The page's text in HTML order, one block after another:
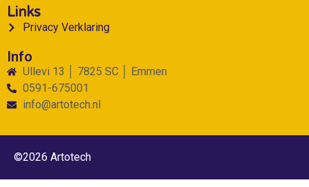
Links
Privacy Verklaring
Info
Ullevi 13 │ 7825 SC │ Emmen
0591-675001
info@artotech.nl
©2026 Artotech